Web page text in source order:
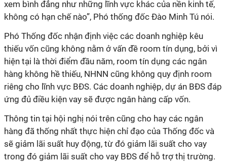
xem bình đẳng như những lĩnh vực khác của nền kinh tế,
không có hạn chế nào”, Phó thống đốc Đào Minh Tú nói.
Phó Thống đốc nhận định việc các doanh nghiệp kêu
thiếu vốn cũng không nằm ở vấn đề room tín dụng, bởi vì
hiện tại là thời điểm đầu năm, room tín dụng các ngân
hàng không hề thiếu, NHNN cũng không quy định room
riêng cho lĩnh vực BĐS. Các doanh nghiệp, dự án BĐS đáp
ứng đủ điều kiện vay sẽ được ngân hàng cấp vốn.
Thông tin tại hội nghị nói trên cũng cho hay các ngân
hàng đã thống nhất thực hiện chỉ đạo của Thống đốc và
sẽ giảm lãi suất huy động, từ đó giảm lãi suất cho vay
trong đó giảm lãi suất cho vay BĐS để hỗ trợ thị trường.